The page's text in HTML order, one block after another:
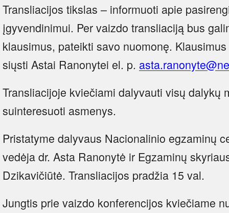
Transliacijos tikslas – informuoti apie
įgyvendinimui. Per vaizdo transliaciją bus
klausimus, pateikti savo nuomonę.
siųsti Astai Ranonytei el. p.
Transliacijoje kviečiami dalyvauti visų dalykų
suinteresuoti asmenys.
Pristatyme dalyvaus Nacionalinio egzaminų
vedėja dr. Asta Ranonytė ir Egzaminų
Dzikavičiūtė. Transliacijos pradžia 15 val.
Jungtis prie vaizdo konferencijos kviečiame